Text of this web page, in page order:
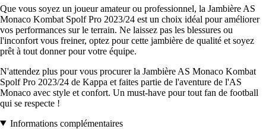
Que vous soyez un joueur amateur ou professionnel, la Jambière AS
Monaco Kombat Spolf Pro 2023/24 est un choix idéal pour améliorer
vos performances sur le terrain. Ne laissez pas les blessures ou
l'inconfort vous freiner, optez pour cette jambière de qualité et soyez
prêt à tout donner pour votre équipe.
N'attendez plus pour vous procurer la Jambière AS Monaco Kombat
Spolf Pro 2023/24 de Kappa et faites partie de l'aventure de l'AS
Monaco avec style et confort. Un must-have pour tout fan de football
qui se respecte !
Informations complémentaires